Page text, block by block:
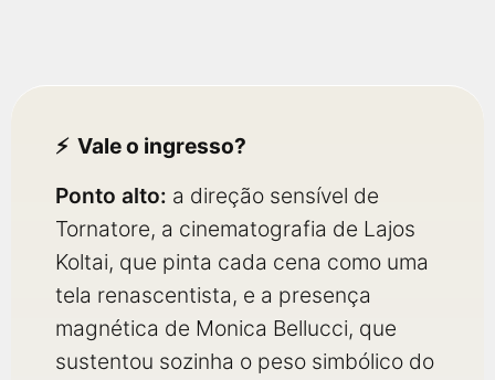
Vale o ingresso?
Ponto alto: a direção sensível de
Tornatore, a cinematografia de Lajos
Koltai, que pinta cada cena como uma
tela renascentista, e a presença
magnética de Monica Bellucci, que
sustentou sozinha o peso simbólico do